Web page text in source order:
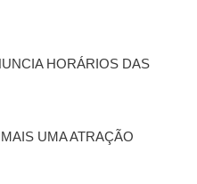
HORÁRIOS DAS
UMA ATRAÇÃO